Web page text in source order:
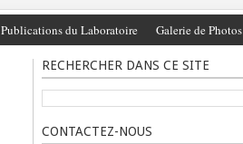
Publications du Laboratoire Galerie de Photos
RECHERCHER DANS CE SITE
CONTACTEZ-NOUS